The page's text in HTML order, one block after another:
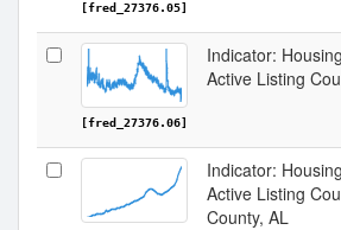
[fred_27376.05]
[fred_27376.06]
Indicator:
Active Listing
Indicator:
Active Listing
County, AL